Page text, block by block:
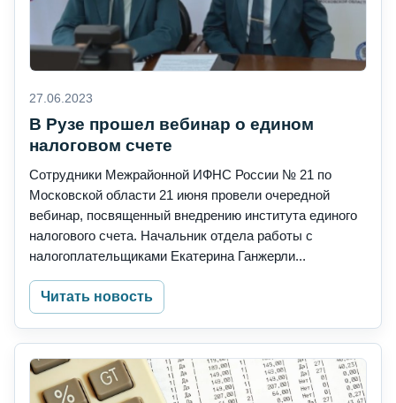
27.06.2023
В Рузе прошел вебинар о едином
налоговом счете
Сотрудники Межрайонной ИФНС России № 21 по
Московской области 21 июня провели очередной
вебинар, посвященный внедрению института единого
налогового счета. Начальник отдела работы с
налогоплательщиками Екатерина Ганжерли...
Читать новость